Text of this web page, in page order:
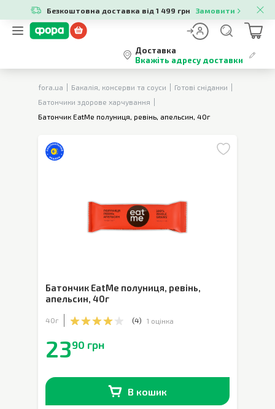
Безкоштовна доставка від 1 499 грн Замовити
Доставка
Вкажіть адресу доставки
fora.ua Бакалія, консерви та соуси
Готові сніданки
Батончики здорове харчування
Батончик EatMe полуниця, ревінь, апельсин, 40г
Батончик EatMe полуниця, ревінь,
апельсин, 40г
40г (4) 1 оцінка
2390 грн
В кошик